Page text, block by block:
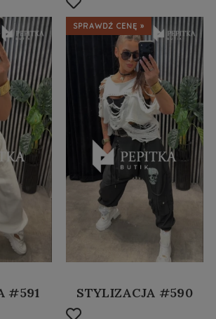
SPRAWDŹ CENĘ »
#591 STYLIZACJA #590